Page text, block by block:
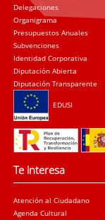
Delegaciones
Organigrama
Presupuestos Anuales
Subvenciones
Identidad Corporativa
Diputación Abierta
Diputación Transparente
EDUSI
Te interesa
Atención al Ciudadano
Agenda Cultural